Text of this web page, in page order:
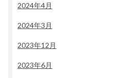
2024年4月
2024年3月
2023年12月
2023年6月